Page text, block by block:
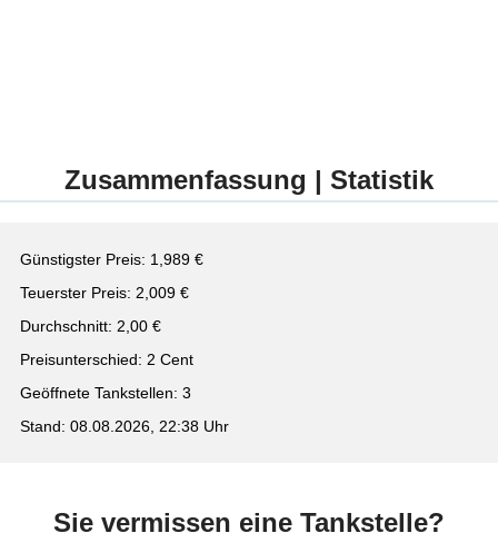
Zusammenfassung | Statistik
Günstigster Preis: 1,989 €
Teuerster Preis: 2,009 €
Durchschnitt: 2,00 €
Preisunterschied: 2 Cent
Geöffnete Tankstellen: 3
Stand: 08.08.2026, 22:38 Uhr
Sie vermissen eine Tankstelle?